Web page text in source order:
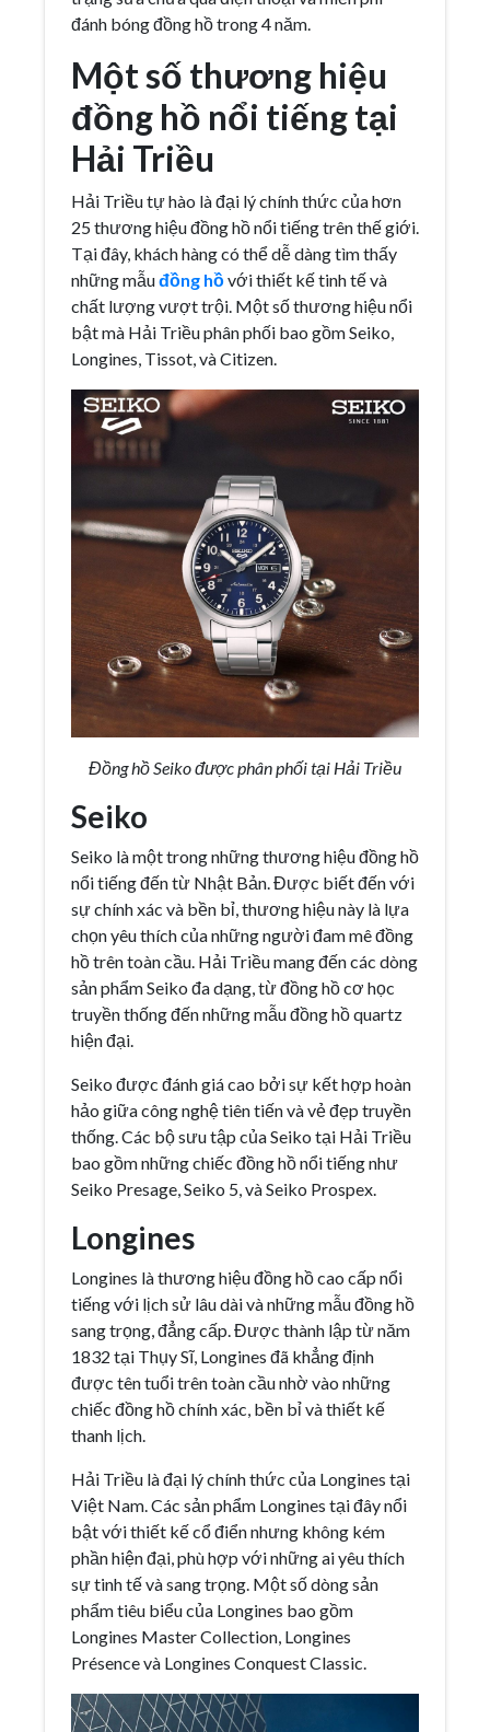
đánh bóng đồng hồ trong 4 năm.
Một số thương hiệu
đồng hồ nổi tiếng tại
Hải Triều
Hải Triều tự hào là đại lý chính thức của hơn
25 thương hiệu đồng hồ nổi tiếng trên thế giới.
Tại đây, khách hàng có thể dễ dàng tìm thấy
những mẫuđồng hồvới thiết kế tinh tế và
chất lượng vượt trội. Một số thương hiệu nổi
bật mà Hải Triều phân phối bao gồm Seiko,
Longines, Tissot, và Citizen.
Đồng hồ Seiko được phân phối tại Hải Triều
Seiko
Seiko là một trong những thương hiệu đồng hồ
nổi tiếng đến từ Nhật Bản. Được biết đến với
sự chính xác và bền bỉ, thương hiệu này là lựa
chọn yêu thích của những người đam mê đồng
hồ trên toàn cầu. Hải Triều mang đến các dòng
sản phẩm Seiko đa dạng, từ đồng hồ cơ học
truyền thống đến những mẫu đồng hồ quartz
hiện đại.
Seiko được đánh giá cao bởi sự kết hợp hoàn
hảo giữa công nghệ tiên tiến và vẻ đẹp truyền
thống. Các bộ sưu tập của Seiko tại Hải Triều
bao gồm những chiếc đồng hồ nổi tiếng như
Seiko Presage, Seiko 5, và Seiko Prospex.
Longines
Longines là thương hiệu đồng hồ cao cấp nổi
tiếng với lịch sử lâu dài và những mẫu đồng hồ
sang trọng, đẳng cấp. Được thành lập từ năm
1832 tại Thụy Sĩ, Longines đã khẳng định
được tên tuổi trên toàn cầu nhờ vào những
chiếc đồng hồ chính xác, bền bỉ và thiết kế
thanh lịch.
Hải Triều là đại lý chính thức của Longines tại
Việt Nam. Các sản phẩm Longines tại đây nổi
bật với thiết kế cổ điển nhưng không kém
phần hiện đại, phù hợp với những ai yêu thích
sự tinh tế và sang trọng. Một số dòng sản
phẩm tiêu biểu của Longines bao gồm
Longines Master Collection, Longines
Présence và Longines Conquest Classic.